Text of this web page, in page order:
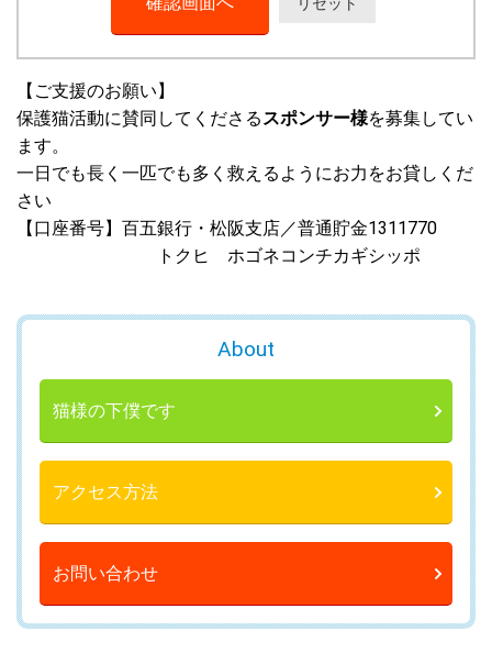
【ご支援のお願い】
保護猫活動に賛同してくださるスポンサー様を募集してい
ます。
一日でも長く一匹でも多く救えるようにお力をお貸しくだ
さい
【口座番号】百五銀行・松阪支店／普通貯金1311770
トクヒ ホゴネコンチカギシッポ
About
猫様の下僕です
アクセス方法
お問い合わせ